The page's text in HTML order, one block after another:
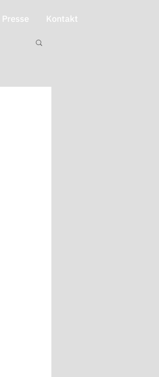
Presse Kontakt